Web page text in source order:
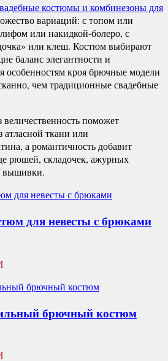
костюмы и комбинезоны для
вариаций: с топом или
или накидкой-болеро, с
или клеш. Костюм выбирают
баланс элегантности и
особенностям кроя брючные модели
чем традиционные свадебные
поможет
ткани или
а романтичность добавит
рюшей, складочек, ажурных
вышивки.
для невесты с брюками
брючный костюм